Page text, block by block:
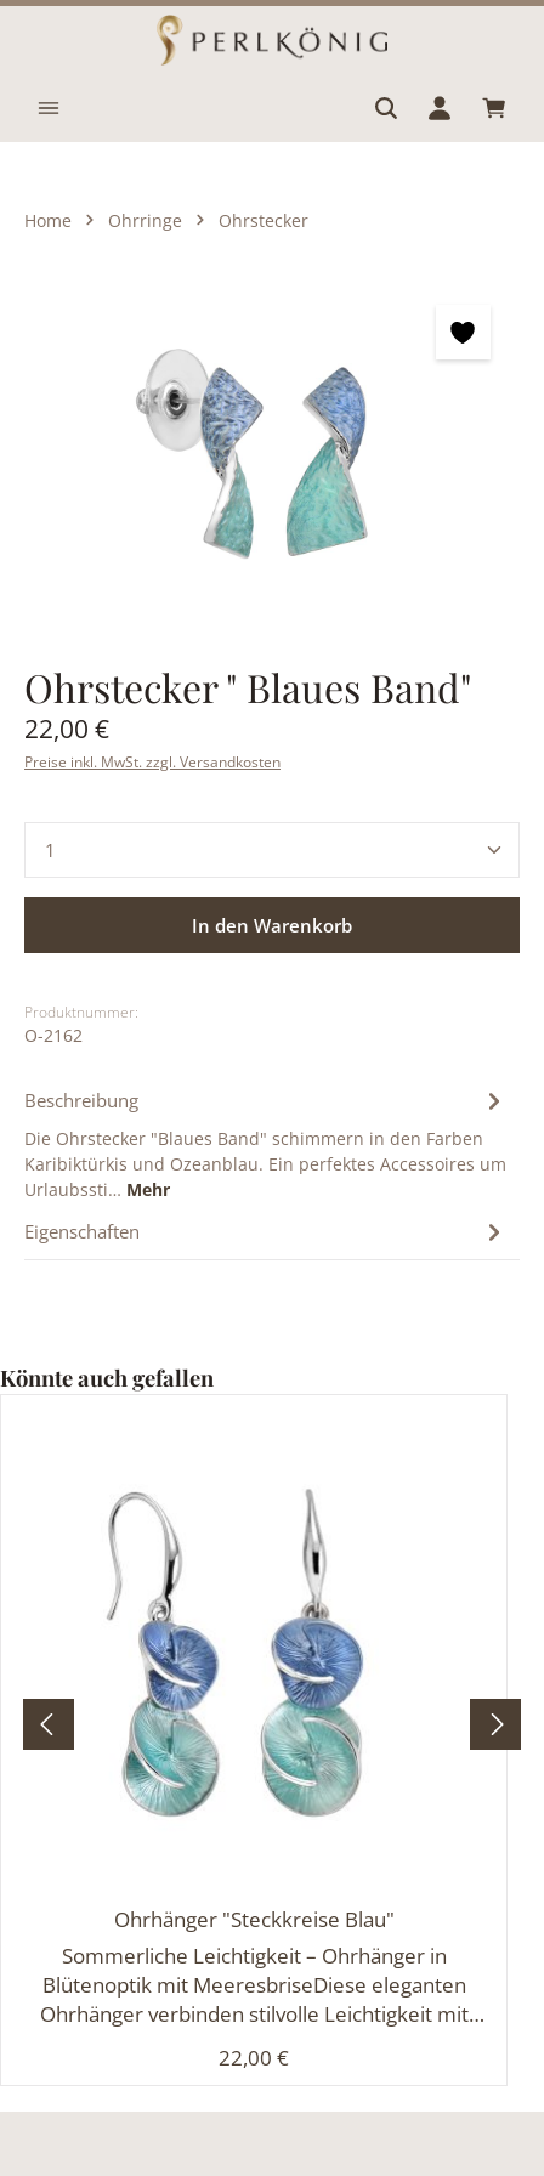
Zum Hauptinhalt springen
Home Ohrringe Ohrstecker
Ohrstecker " Blaues Band"
Regulärer Preis:
22,00 €
Preise inkl. MwSt. zzgl. Versandkosten
Produkt Anzahl: Gib den gewünschten Wert ein
In den Warenkorb
Produktnummer:
O-2162
Beschreibung
Die Ohrstecker "Blaues Band" schimmern in den Farben
Karibiktürkis und Ozeanblau. Ein perfektes Accessoires um
Urlaubssti… Mehr
Eigenschaften
Produktgalerie überspringen
Könnte auch gefallen
Ohrhänger "Steckkreise Blau"
Sommerliche Leichtigkeit – Ohrhänger in
Blütenoptik mit MeeresbriseDiese eleganten
Ohrhänger verbinden stilvolle Leichtigkeit mit
beschichtete Kreise in zartem Hell- und intensivem
Regulärer Preis:
22,00 €